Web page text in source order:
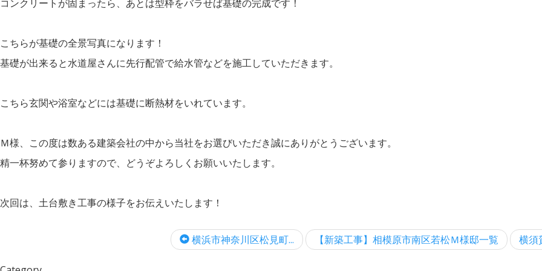
コンクリートが固まったら、あとは型枠をバラせば基礎の完成です！
こちらが基礎の全景写真になります！
基礎が出来ると水道屋さんに先行配管で給水管などを施工していただきます。
こちら玄関や浴室などには基礎に断熱材をいれています。
Ｍ様、この度は数ある建築会社の中から当社をお選びいただき誠にありがとうございます。
精一杯努めて参りますので、どうぞよろしくお願いいたします。
次回は、土台敷き工事の様子をお伝えいたします！
横浜市神奈川区松見町... 【新築工事】相模原市南区若松Ｍ様邸一覧 横須